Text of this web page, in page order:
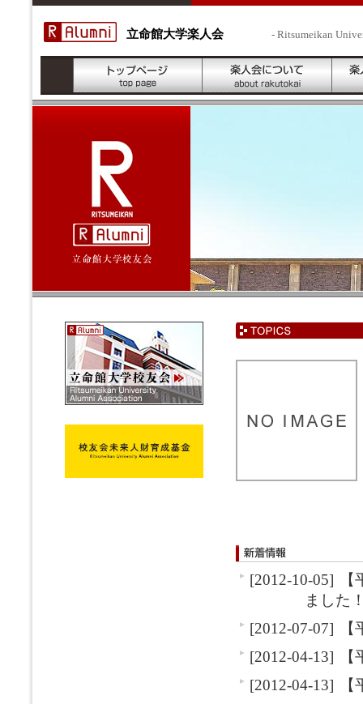
立命館大学楽人会 - Ritsumeikan
[2012-10-05]
ました
[2012-07-07]
[2012-04-13]
[2012-04-13]